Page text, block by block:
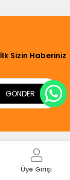
Sizin Haberiniz
GÖNDER
Üye Girişi